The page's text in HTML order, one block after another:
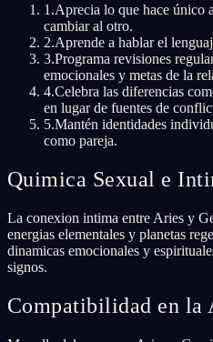
1 .Aprecia lo que hace único
cambiar al otro.
2.Aprende a hablar el
3.Programa revisiones
emocionales y metas de la
4.Celebra las diferencias
en lugar de fuentes de
5.Mantén identidades
como pareja.
Quimica Sexual e
La conexion intima entre Aries y
energias elementales y planetas
dinamicas emocionales y
signos.
Compatibilidad en la